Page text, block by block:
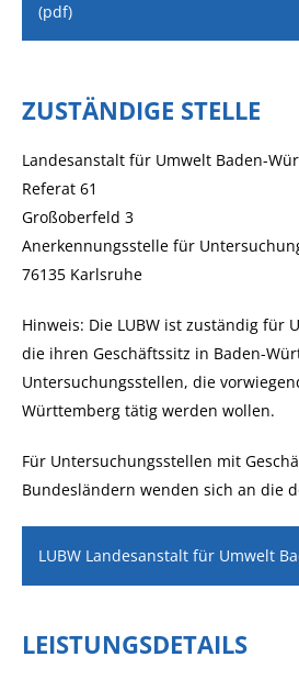
(pdf)
ZUSTÄNDIGE STELLE
Landesanstalt für Umwelt Baden-
Referat 61
Großoberfeld 3
Anerkennungsstelle für
76135 Karlsruhe
Hinweis: Die LUBW ist zuständig für
die ihren Geschäftssitz in Baden-
Untersuchungsstellen, die
Württemberg tätig werden wollen.
Für Untersuchungsstellen mit
Bundesländern wenden sich an die
LUBW Landesanstalt für Umwelt
LEISTUNGSDETAILS